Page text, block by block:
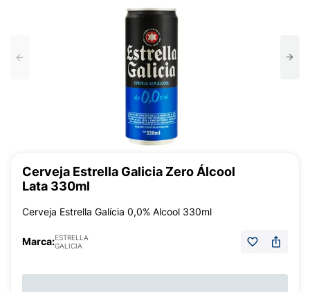
Cerveja Estrella Galicia Zero Álcool
Lata 330ml
Cerveja Estrella Galícia 0,0% Alcool 330ml
Marca:ESTRELLA
GALICIA